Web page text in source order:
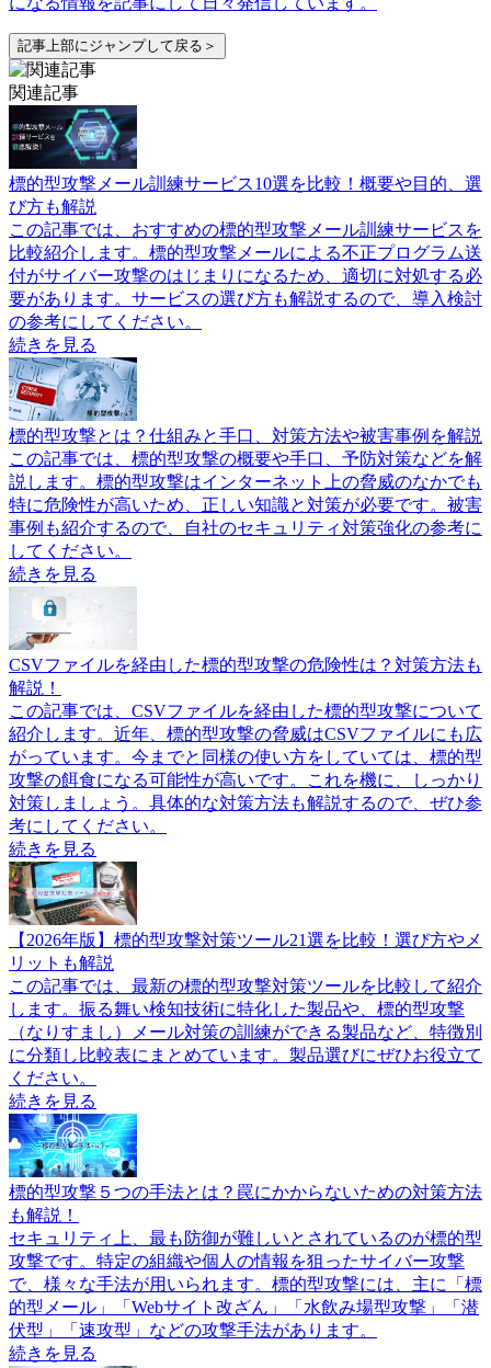
記事上部にジャンプして戻る＞
関連記事
標的型攻撃メール訓練サービス10選を比較！概要や目的、選
び方も解説
この記事では、おすすめの標的型攻撃メール訓練サービスを
比較紹介します。標的型攻撃メールによる不正プログラム送
付がサイバー攻撃のはじまりになるため、適切に対処する必
要があります。サービスの選び方も解説するので、導入検討
の参考にしてください。
続きを見る
標的型攻撃とは？仕組みと手口、対策方法や被害事例を解説
この記事では、標的型攻撃の概要や手口、予防対策などを解
説します。標的型攻撃はインターネット上の脅威のなかでも
特に危険性が高いため、正しい知識と対策が必要です。被害
事例も紹介するので、自社のセキュリティ対策強化の参考に
してください。
続きを見る
CSVファイルを経由した標的型攻撃の危険性は？対策方法も
解説！
この記事では、CSVファイルを経由した標的型攻撃について
紹介します。近年、標的型攻撃の脅威はCSVファイルにも広
がっています。今までと同様の使い方をしていては、標的型
攻撃の餌食になる可能性が高いです。これを機に、しっかり
対策しましょう。具体的な対策方法も解説するので、ぜひ参
考にしてください。
続きを見る
【2026年版】標的型攻撃対策ツール21選を比較！選び方やメ
リットも解説
この記事では、最新の標的型攻撃対策ツールを比較して紹介
します。振る舞い検知技術に特化した製品や、標的型攻撃
（なりすまし）メール対策の訓練ができる製品など、特徴別
に分類し比較表にまとめています。製品選びにぜひお役立て
ください。
続きを見る
標的型攻撃５つの手法とは？罠にかからないための対策方法
も解説！
セキュリティ上、最も防御が難しいとされているのが標的型
攻撃です。特定の組織や個人の情報を狙ったサイバー攻撃
で、様々な手法が用いられます。標的型攻撃には、主に「標
的型メール」「Webサイト改ざん」「水飲み場型攻撃」「潜
伏型」「速攻型」などの攻撃手法があります。
続きを見る